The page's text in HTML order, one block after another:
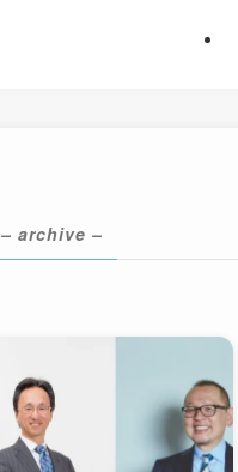
– archive –